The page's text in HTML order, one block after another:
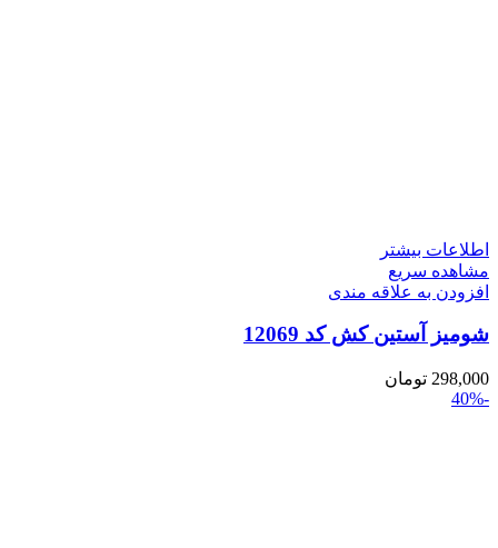
اطلاعات بیشتر
مشاهده سریع
افزودن به علاقه مندی
شومیز آستین کش کد 12069
298,000 تومان
-40%